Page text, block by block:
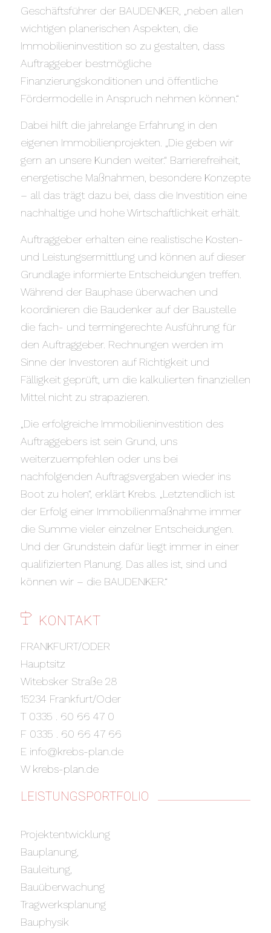
Geschäftsführer der BAUDENKER, „neben allen
wichtigen planerischen Aspekten, die
Immobilieninvestition so zu gestalten, dass
Auftraggeber bestmögliche
Finanzierungskonditionen und öffentliche
Fördermodelle in Anspruch nehmen können.“
Dabei hilft die jahrelange Erfahrung in den
eigenen Immobilienprojekten. „Die geben wir
gern an unsere Kunden weiter.“ Barrierefreiheit,
energetische Maßnahmen, besondere Konzepte
– all das trägt dazu bei, dass die Investition eine
nachhaltige und hohe Wirtschaftlichkeit erhält.
Auftraggeber erhalten eine realistische Kosten-
und Leistungsermittlung und können auf dieser
Grundlage informierte Entscheidungen treffen.
Während der Bauphase überwachen und
koordinieren die Baudenker auf der Baustelle
die fach- und termingerechte Ausführung für
den Auftraggeber. Rechnungen werden im
Sinne der Investoren auf Richtigkeit und
Fälligkeit geprüft, um die kalkulierten finanziellen
Mittel nicht zu strapazieren.
„Die erfolgreiche Immobilieninvestition des
Auftraggebers ist sein Grund, uns
weiterzuempfehlen oder uns bei
nachfolgenden Auftragsvergaben wieder ins
Boot zu holen“, erklärt Krebs. „Letztendlich ist
der Erfolg einer Immobilienmaßnahme immer
die Summe vieler einzelner Entscheidungen.
Und der Grundstein dafür liegt immer in einer
qualifizierten Planung. Das alles ist, sind und
können wir – die BAUDENKER.“
KONTAKT
FRANKFURT/ODER
Hauptsitz
Witebsker Straße 28
15234 Frankfurt/Oder
T 0335 . 60 66 47 0
F 0335 . 60 66 47 66
E info@krebs-plan.de
W krebs-plan.de
LEISTUNGSPORTFOLIO
Projektentwicklung
Bauplanung,
Bauleitung,
Bauüberwachung
Tragwerksplanung
Bauphysik